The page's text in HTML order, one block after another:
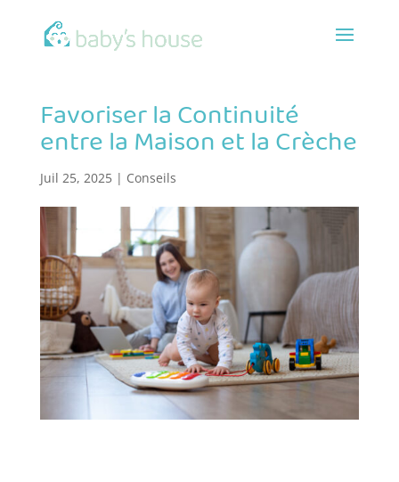
Favoriser la Continuité
entre la Maison et la Crèche
Juil 25, 2025| Conseils